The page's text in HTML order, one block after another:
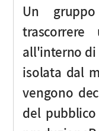
Un
all'interno di
isolata dal
vengono
del